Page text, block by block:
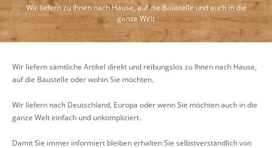
Wir liefern zu Ihnen nach Hause, auf die Baustelle und auch in die
ganze Welt
Wir liefern sämtliche Artikel direkt und reibungslos zu Ihnen nach Hause,
auf die Baustelle oder wohin Sie möchten.
Wir liefern nach Deutschland, Europa oder wenn Sie möchten auch in die
ganze Welt einfach und unkompliziert.
Damit Sie immer informiert bleiben erhalten Sie selbstverständlich von